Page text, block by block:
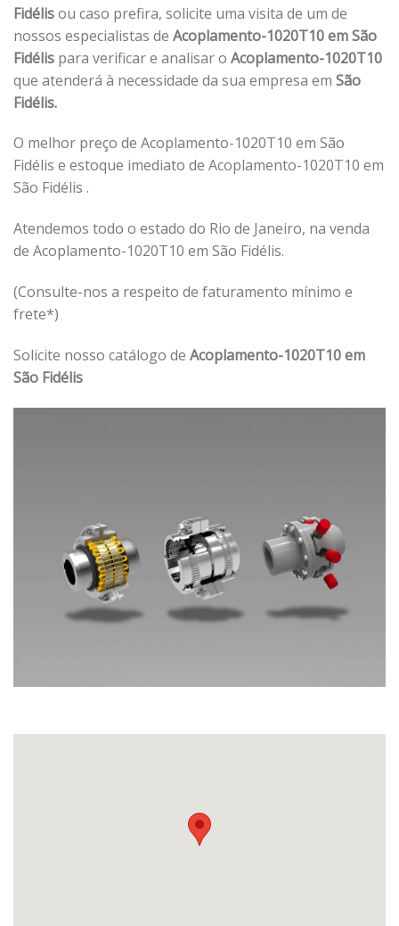
Fidélisou caso prefira, solicite uma visita de um de
nossos especialistas de Acoplamento-1020T10 em São
Fidélis para verificar e analisar o Acoplamento-1020T10
que atenderá à necessidade da sua empresa em São
Fidélis.
O melhor preço de Acoplamento-1020T10 em São
Fidélis e estoque imediato de Acoplamento-1020T10 em
São Fidélis .
Atendemos todo o estado do Rio de Janeiro, na venda
de Acoplamento-1020T10 em São Fidélis.
(Consulte-nos a respeito de faturamento mínimo e
frete*)
Solicite nosso catálogo de Acoplamento-1020T10 em
São Fidélis